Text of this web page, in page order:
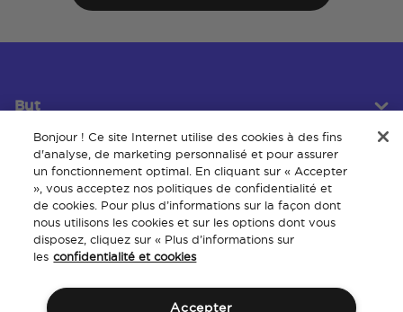
But
Service client
À propos
Bonjour ! Ce site Internet utilise des cookies à des fins
d'analyse, de marketing personnalisé et pour assurer
un fonctionnement optimal. En cliquant sur « Accepter
», vous acceptez nos politiques de confidentialité et
de cookies. Pour plus d’informations sur la façon dont
nous utilisons les cookies et sur les options dont vous
disposez, cliquez sur « Plus d’informations sur
les confidentialité et cookies
Accepter